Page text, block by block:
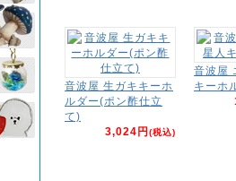
音波屋 生ガキキーホ
ルダー(ポン酢仕立
て)
3,024円(税込)
音波屋
キーホ